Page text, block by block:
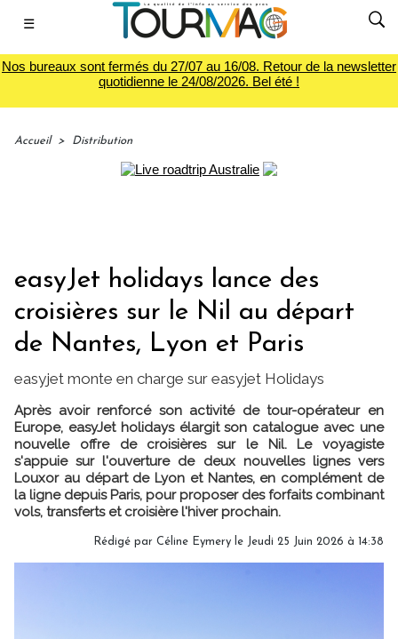
☰
Nos bureaux sont fermés du 27/07 au 16/08. Retour de la newsletter
quotidienne le 24/08/2026. Bel été !
Accueil > Distribution
easyJet holidays lance des
croisières sur le Nil au départ
de Nantes, Lyon et Paris
easyjet monte en charge sur easyjet Holidays
Après avoir renforcé son activité de tour-opérateur en
Europe, easyJet holidays élargit son catalogue avec une
nouvelle offre de croisières sur le Nil. Le voyagiste
s'appuie sur l'ouverture de deux nouvelles lignes vers
Louxor au départ de Lyon et Nantes, en complément de
la ligne depuis Paris, pour proposer des forfaits combinant
vols, transferts et croisière l'hiver prochain.
Rédigé par Céline Eymery le Jeudi 25 Juin 2026 à 14:38